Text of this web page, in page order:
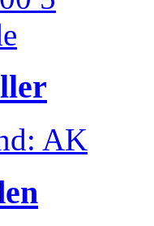
AK